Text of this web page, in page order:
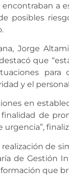
a
posibles
Jorge
que
para
y el
en
de
de
de Gestión
que